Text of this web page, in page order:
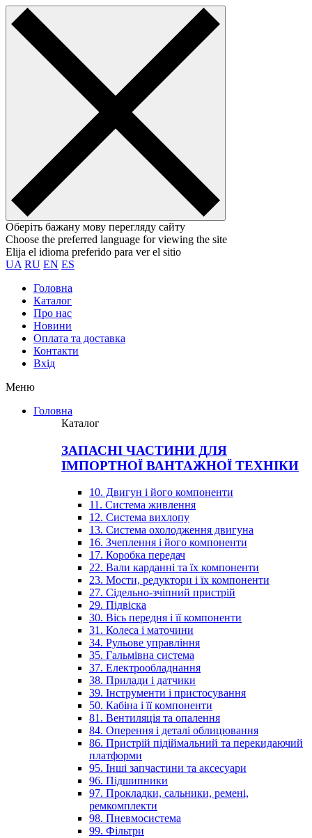
Оберіть бажану мову перегляду сайту
Choose the preferred language for viewing the site
Elija el idioma preferido para ver el sitio
UA RU EN ES
Головна
Каталог
Про нас
Новини
Оплата та доставка
Контакти
Вхiд
Меню
Головна
Каталог
ЗАПАСНІ ЧАСТИНИ ДЛЯ
ІМПОРТНОЇ ВАНТАЖНОЇ ТЕХНІКИ
10. Двигун і його компоненти
11. Система живлення
12. Система вихлопу
13. Система охолодження двигуна
16. Зчеплення і його компоненти
17. Коробка передач
22. Вали карданні та їх компоненти
23. Мости, редуктори і їх компоненти
27. Сідельно-зчіпний пристрій
29. Підвіска
30. Вісь передня і її компоненти
31. Колеса і маточини
34. Рульове управління
35. Гальмівна система
37. Електрообладнання
38. Прилади і датчики
39. Інструменти і пристосування
50. Кабіна і її компоненти
81. Вентиляція та опалення
84. Оперення і деталі облицювання
86. Пристрій підіймальний та перекидаючий
платформи
95. Інші запчастини та аксесуари
96. Підшипники
97. Прокладки, сальники, ремені,
ремкомплекти
98. Пневмосистема
99. Фільтри